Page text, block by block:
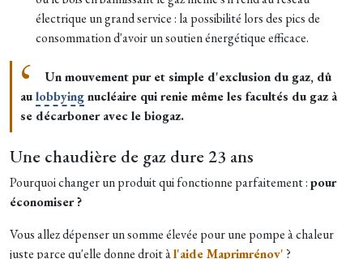
électrique un grand service : la possibilité lors des pics de
consommation d'avoir un soutien énergétique efficace.
Un mouvement pur et simple d'exclusion du gaz, dû
aulobbyingnucléaire qui renie même les facultés du gaz à
se décarboner avec le biogaz.
Une chaudière de gaz dure 23 ans
Pourquoi changer un produit qui fonctionne parfaitement :pour
économiser ?
Vous allez dépenser un somme élevée pour une pompe à chaleur
juste parce qu'elle donne droit àl'aide Maprimrénov'?